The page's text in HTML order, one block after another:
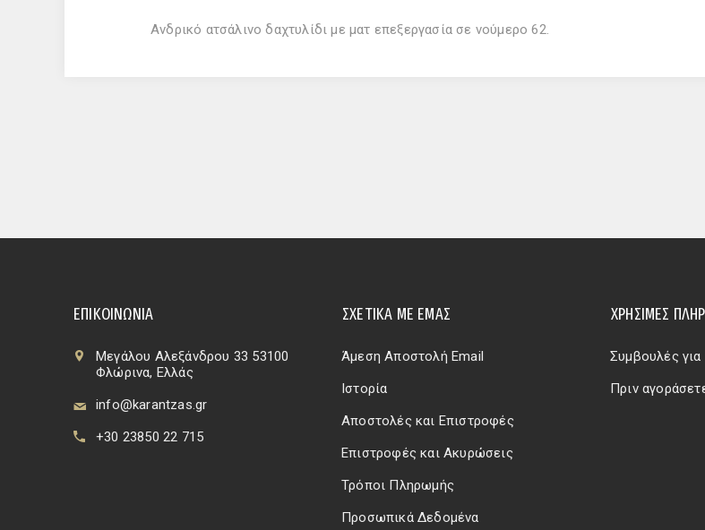
Ανδρικό ατσάλινο δαχτυλίδι με ματ επεξεργασία σε νούμερο 62.
ΕΠΙΚΟΙΝΩΝΊΑ
Μεγάλου Αλεξάνδρου 33 53100
Φλώρινα, Ελλάς
info@karantzas.gr
+30 23850 22 715
ΣΧΕΤΙΚΆ ΜΕ ΕΜΆΣ
Άμεση Αποστολή Email
Ιστορία
Αποστολές και Επιστροφές
Επιστροφές και Ακυρώσεις
Τρόποι Πληρωμής
Προσωπικά Δεδομένα
ΧΡΗΣΙΜΕΣ
Συμβουλές
Πριν